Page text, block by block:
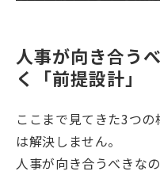
人事が向き合う
く「前提設計」
ここまで見てきた3つ
は解決しません。
人事が向き合うべきな